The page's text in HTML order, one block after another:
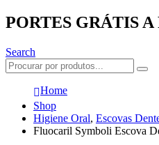
PORTES GRÁTIS A
Search
Home
Shop
Higiene Oral, Escovas
Fluocaril Symboli Escova